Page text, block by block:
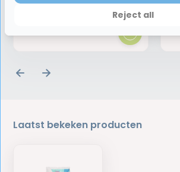
4,99
Laatst bekeken producten
Reject all